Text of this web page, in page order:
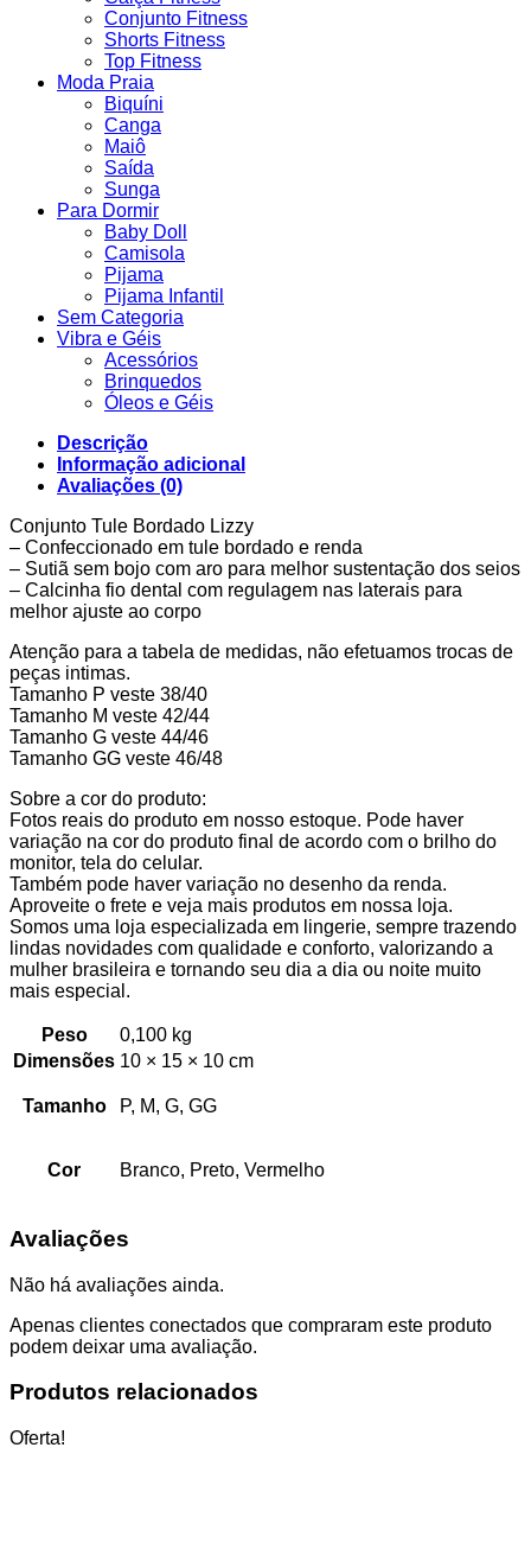
Conjunto Fitness
Shorts Fitness
Top Fitness
Moda Praia
Biquíni
Canga
Maiô
Saída
Sunga
Para Dormir
Baby Doll
Camisola
Pijama
Pijama Infantil
Sem Categoria
Vibra e Géis
Acessórios
Brinquedos
Óleos e Géis
Descrição
Informação adicional
Avaliações (0)
Conjunto Tule Bordado Lizzy
– Confeccionado em tule bordado e renda
– Sutiã sem bojo com aro para melhor sustentação dos seios
– Calcinha fio dental com regulagem nas laterais para
melhor ajuste ao corpo
Atenção para a tabela de medidas, não efetuamos trocas de
peças intimas.
Tamanho P veste 38/40
Tamanho M veste 42/44
Tamanho G veste 44/46
Tamanho GG veste 46/48
Sobre a cor do produto:
Fotos reais do produto em nosso estoque. Pode haver
variação na cor do produto final de acordo com o brilho do
monitor, tela do celular.
Também pode haver variação no desenho da renda.
Aproveite o frete e veja mais produtos em nossa loja.
Somos uma loja especializada em lingerie, sempre trazendo
lindas novidades com qualidade e conforto, valorizando a
mulher brasileira e tornando seu dia a dia ou noite muito
mais especial.
Peso
0,100 kg
Dimensões 10 × 15 × 10 cm
Tamanho P, M, G, GG
Cor Branco, Preto, Vermelho
Avaliações
Não há avaliações ainda.
Apenas clientes conectados que compraram este produto
podem deixar uma avaliação.
Produtos relacionados
Oferta!